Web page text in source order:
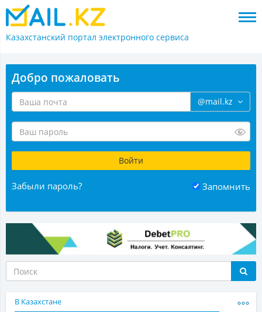
Казахстанский портал электронного сервиса
Добро пожаловать
@mail.kz
Забыли пароль? Запомнить
В Казахстане